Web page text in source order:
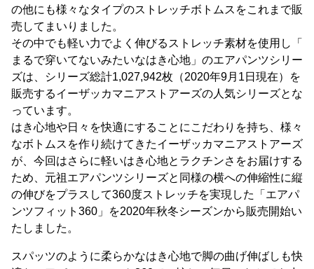
の他にも様々なタイプのストレッチボトムスをこれまで販
売してまいりました。
その中でも軽い力でよく伸びるストレッチ素材を使用し「
まるで穿いてないみたいなはき心地」のエアパンツシリー
ズは、シリーズ総計1,027,942枚（2020年9月1日現在）を
販売するイーザッカマニアストアーズの人気シリーズとな
っています。
はき心地や日々を快適にすることにこだわりを持ち、様々
なボトムスを作り続けてきたイーザッカマニアストアーズ
が、今回はさらに軽いはき心地とラクチンさをお届けする
ため、元祖エアパンツシリーズと同様の横への伸縮性に縦
の伸びをプラスして360度ストレッチを実現した「エアパ
ンツフィット360」を2020年秋冬シーズンから販売開始い
たしました。
スパッツのように柔らかなはき心地で脚の曲げ伸ばしも快